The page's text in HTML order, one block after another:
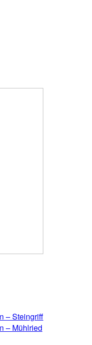
– Steingriff
– Mühlried